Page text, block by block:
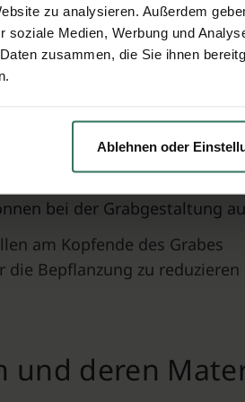
zu analysieren. Außerdem
soziale Medien, Werbung und
zusammen, die Sie ihnen
Ablehnen oder
die Generationen
Steineaus.
Es gibt sie in
bei der Grabgestaltung
am Kopfende des Grabes
Bepflanzung zu
und deren